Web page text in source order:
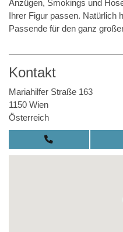
Anzügen, Smokings und
Ihrer Figur passen. Natürlich
Passende für den ganz
Kontakt
Mariahilfer Straße 163
1150 Wien
Österreich